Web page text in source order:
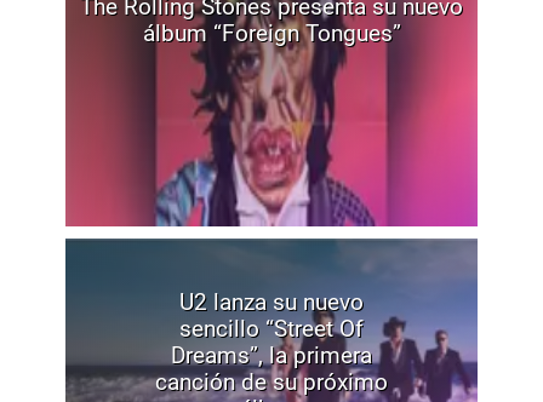
The Rolling Stones presenta su nuevo
álbum “Foreign Tongues”
U2 lanza su nuevo
sencillo “Street Of
Dreams”, la primera
canción de su próximo